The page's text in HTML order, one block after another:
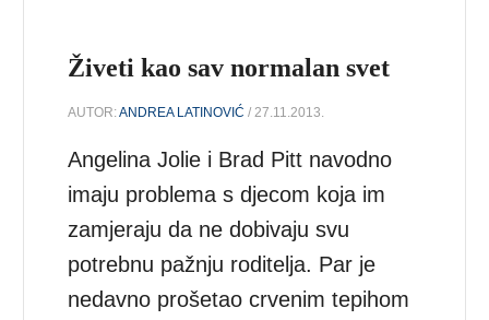
Živeti kao sav normalan svet
AUTOR:ANDREA LATINOVIĆ / 27.11.2013.
Angelina Jolie i Brad Pitt navodno
imaju problema s djecom koja im
zamjeraju da ne dobivaju svu
potrebnu pažnju roditelja. Par je
nedavno prošetao crvenim tepihom